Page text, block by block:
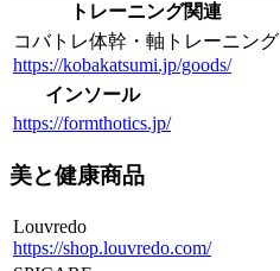
トレーニング関連
コバトレ体幹・軸トレーニング
https://kobakatsumi.jp/goods/
インソール
https://formthotics.jp/
美と健康商品
Louvredo
https://shop.louvredo.com/